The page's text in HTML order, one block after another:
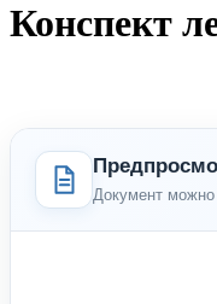
Конспект
Документ можно